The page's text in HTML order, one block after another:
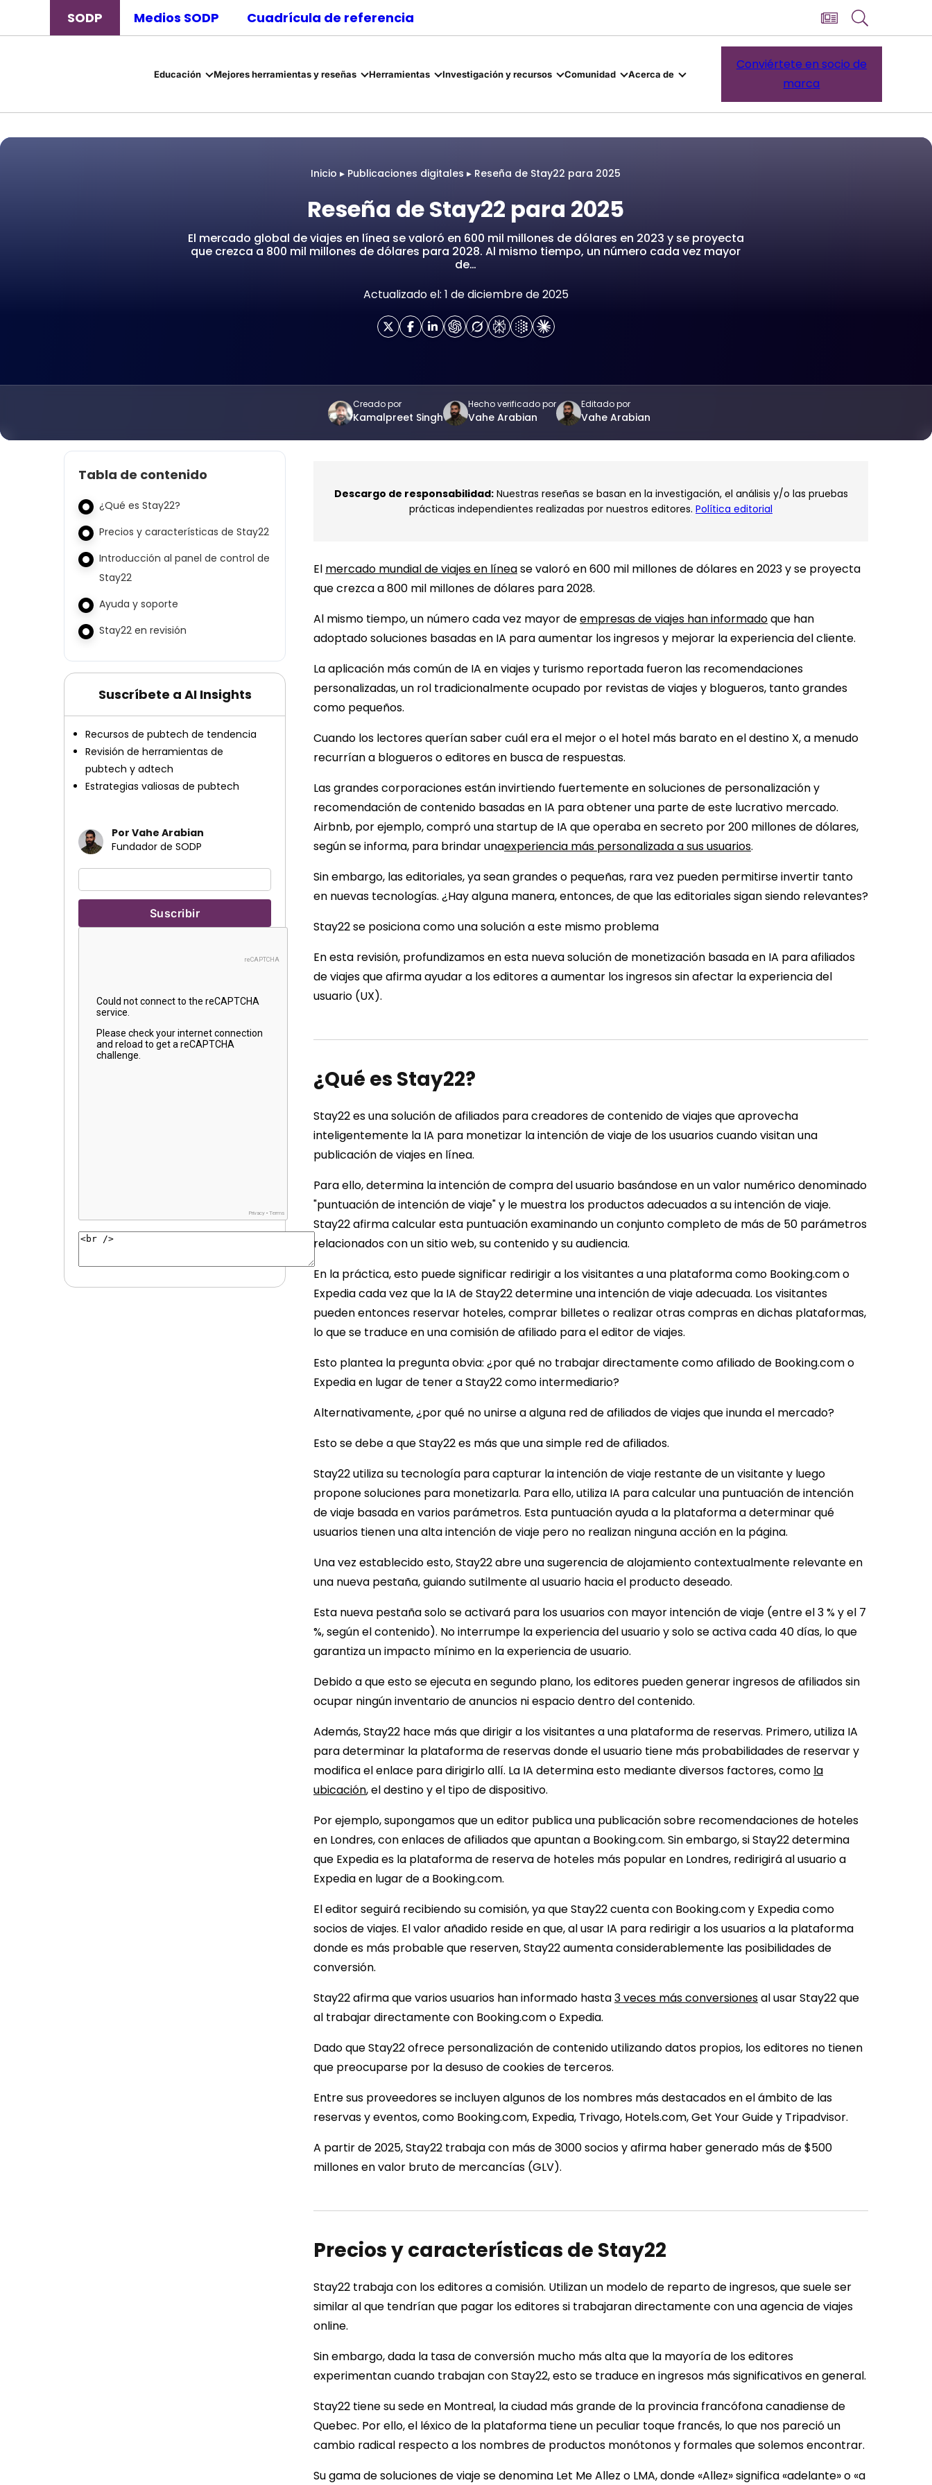
SODP Medios SODP Cuadrícula de referencia
Educación Mejores herramientas y reseñas Herramientas Investigación y recursos Comunidad Acerca de
Conviértete en socio de
marca
Inicio ▸ Publicaciones digitales ▸ Reseña de Stay22 para 2025
Reseña de Stay22 para 2025
El mercado global de viajes en línea se valoró en 600 mil millones de dólares en 2023 y se proyecta
que crezca a 800 mil millones de dólares para 2028. Al mismo tiempo, un número cada vez mayor
de…
Actualizado el: 1 de diciembre de 2025
Creado por
Kamalpreet Singh
Hecho verificado por
Vahe Arabian
Editado por
Vahe Arabian
Tabla de contenido
¿Qué es Stay22?
Precios y características de Stay22
Introducción al panel de control de
Stay22
Ayuda y soporte
Stay22 en revisión
Suscríbete a AI Insights
Recursos de pubtech de tendencia
Revisión de herramientas de
pubtech y adtech
Estrategias valiosas de pubtech
Por Vahe Arabian
Fundador de SODP
Descargo de responsabilidad:Nuestras reseñas se basan en la investigación, el análisis y/o las pruebas
prácticas independientes realizadas por nuestros editores. Política editorial
El mercado mundial de viajes en línease valoró en 600 mil millones de dólares en 2023 y se proyecta
que crezca a 800 mil millones de dólares para 2028.
Al mismo tiempo, un número cada vez mayor deempresas de viajes han informadoque han
adoptado soluciones basadas en IA para aumentar los ingresos y mejorar la experiencia del cliente.
La aplicación más común de IA en viajes y turismo reportada fueron las recomendaciones
personalizadas, un rol tradicionalmente ocupado por revistas de viajes y blogueros, tanto grandes
como pequeños.
Cuando los lectores querían saber cuál era el mejor o el hotel más barato en el destino X, a menudo
recurrían a blogueros o editores en busca de respuestas.
Las grandes corporaciones están invirtiendo fuertemente en soluciones de personalización y
recomendación de contenido basadas en IA para obtener una parte de este lucrativo mercado.
Airbnb, por ejemplo, compró una startup de IA que operaba en secreto por 200 millones de dólares,
según se informa, para brindar unaexperiencia más personalizada a sus usuarios.
Sin embargo, las editoriales, ya sean grandes o pequeñas, rara vez pueden permitirse invertir tanto
en nuevas tecnologías. ¿Hay alguna manera, entonces, de que las editoriales sigan siendo relevantes?
Stay22 se posiciona como una solución a este mismo problema
En esta revisión, profundizamos en esta nueva solución de monetización basada en IA para afiliados
de viajes que afirma ayudar a los editores a aumentar los ingresos sin afectar la experiencia del
usuario (UX).
¿Qué es Stay22?
Stay22 es una solución de afiliados para creadores de contenido de viajes que aprovecha
inteligentemente la IA para monetizar la intención de viaje de los usuarios cuando visitan una
publicación de viajes en línea.
Para ello, determina la intención de compra del usuario basándose en un valor numérico denominado
"puntuación de intención de viaje" y le muestra los productos adecuados a su intención de viaje.
Stay22 afirma calcular esta puntuación examinando un conjunto completo de más de 50 parámetros
relacionados con un sitio web, su contenido y su audiencia.
En la práctica, esto puede significar redirigir a los visitantes a una plataforma como Booking.com o
Expedia cada vez que la IA de Stay22 determine una intención de viaje adecuada. Los visitantes
pueden entonces reservar hoteles, comprar billetes o realizar otras compras en dichas plataformas,
lo que se traduce en una comisión de afiliado para el editor de viajes.
Esto plantea la pregunta obvia: ¿por qué no trabajar directamente como afiliado de Booking.com o
Expedia en lugar de tener a Stay22 como intermediario?
Alternativamente, ¿por qué no unirse a alguna red de afiliados de viajes que inunda el mercado?
Esto se debe a que Stay22 es más que una simple red de afiliados.
Stay22 utiliza su tecnología para capturar la intención de viaje restante de un visitante y luego
propone soluciones para monetizarla. Para ello, utiliza IA para calcular una puntuación de intención
de viaje basada en varios parámetros. Esta puntuación ayuda a la plataforma a determinar qué
usuarios tienen una alta intención de viaje pero no realizan ninguna acción en la página.
Una vez establecido esto, Stay22 abre una sugerencia de alojamiento contextualmente relevante en
una nueva pestaña, guiando sutilmente al usuario hacia el producto deseado.
Esta nueva pestaña solo se activará para los usuarios con mayor intención de viaje (entre el 3 % y el 7
%, según el contenido). No interrumpe la experiencia del usuario y solo se activa cada 40 días, lo que
garantiza un impacto mínimo en la experiencia de usuario.
Debido a que esto se ejecuta en segundo plano, los editores pueden generar ingresos de afiliados sin
ocupar ningún inventario de anuncios ni espacio dentro del contenido.
Además, Stay22 hace más que dirigir a los visitantes a una plataforma de reservas. Primero, utiliza IA
para determinar la plataforma de reservas donde el usuario tiene más probabilidades de reservar y
modifica el enlace para dirigirlo allí. La IA determina esto mediante diversos factores, como la
ubicación, el destino y el tipo de dispositivo.
Por ejemplo, supongamos que un editor publica una publicación sobre recomendaciones de hoteles
en Londres, con enlaces de afiliados que apuntan a Booking.com. Sin embargo, si Stay22 determina
que Expedia es la plataforma de reserva de hoteles más popular en Londres, redirigirá al usuario a
Expedia en lugar de a Booking.com.
El editor seguirá recibiendo su comisión, ya que Stay22 cuenta con Booking.com y Expedia como
socios de viajes. El valor añadido reside en que, al usar IA para redirigir a los usuarios a la plataforma
donde es más probable que reserven, Stay22 aumenta considerablemente las posibilidades de
conversión.
Stay22 afirma que varios usuarios han informado hasta3 veces más conversionesal usar Stay22 que
al trabajar directamente con Booking.com o Expedia.
Dado que Stay22 ofrece personalización de contenido utilizando datos propios, los editores no tienen
que preocuparse por la desuso de cookies de terceros.
Entre sus proveedores se incluyen algunos de los nombres más destacados en el ámbito de las
reservas y eventos, como Booking.com, Expedia, Trivago, Hotels.com, Get Your Guide y Tripadvisor.
A partir de 2025, Stay22 trabaja con más de 3000 socios y afirma haber generado más de $500
millones en valor bruto de mercancías (GLV).
Precios y características de Stay22
Stay22 trabaja con los editores a comisión. Utilizan un modelo de reparto de ingresos, que suele ser
similar al que tendrían que pagar los editores si trabajaran directamente con una agencia de viajes
online.
Sin embargo, dada la tasa de conversión mucho más alta que la mayoría de los editores
experimentan cuando trabajan con Stay22, esto se traduce en ingresos más significativos en general.
Stay22 tiene su sede en Montreal, la ciudad más grande de la provincia francófona canadiense de
Quebec. Por ello, el léxico de la plataforma tiene un peculiar toque francés, lo que nos pareció un
cambio radical respecto a los nombres de productos monótonos y formales que solemos encontrar.
Su gama de soluciones de viaje se denomina Let Me Allez o LMA, donde «Allez» significa «adelante» o «a